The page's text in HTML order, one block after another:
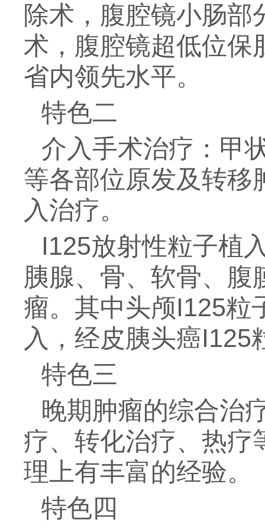
除术，腹腔镜小肠
术，腹腔镜超低位保
省内领先水平。
特色二
介入手术治疗：甲
等各部位原发及转移
入治疗。
I125放射性粒子植
胰腺、骨、软骨、腹
瘤。其中头颅I125粒
入，经皮胰头癌I125
特色三
晚期肿瘤的综合治
疗、转化治疗、热疗
理上有丰富的经验。
特色四